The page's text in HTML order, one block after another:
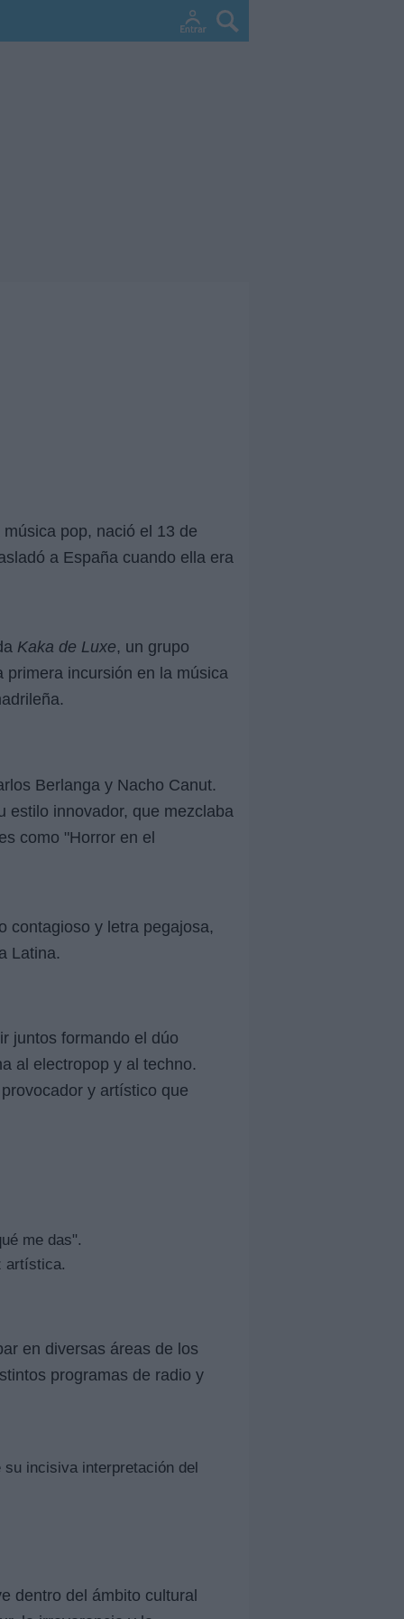
pop, nació el 13 de
a España cuando ella era
Kaka de Luxe, un grupo
incursión en la música
Berlanga y Nacho Canut.
estilo innovador, que mezclaba
como "Horror en el
contagioso y letra pegajosa,
Latina.
juntos formando el dúo
al electropop y al techno.
y artístico que
me das".
artística.
en diversas áreas de los
programas de radio y
incisiva interpretación del
dentro del ámbito cultural